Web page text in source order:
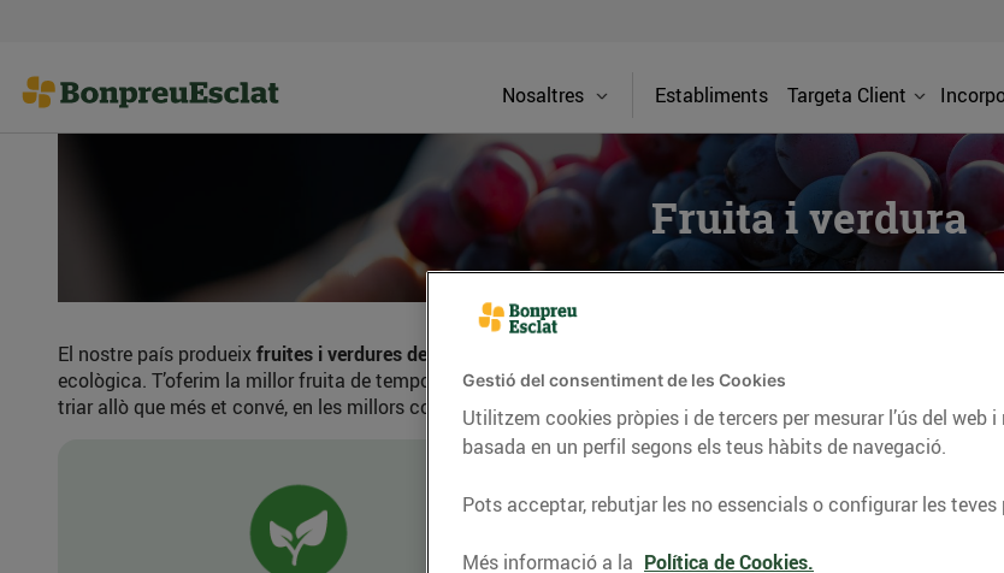
Nosaltres Establiments Targeta Client
Fruita i verdura
El nostre país produeixfruites i verdures de gran qualitat
ecològica. T’oferim la millor fruita de temporada, sempre donant suport als productors locals. Perquè el
triar allò que més et convé, en les millors condicions i amb la màxima frescor.
Gestió del consentiment de les Cookies
Utilitzem cookies pròpies i de tercers per mesurar l’ús del web
basada en un perfil segons els teus hàbits de navegació.
Pots acceptar, rebutjar les no essencials o configurar les teves
Més informació a la Política de Cookies.